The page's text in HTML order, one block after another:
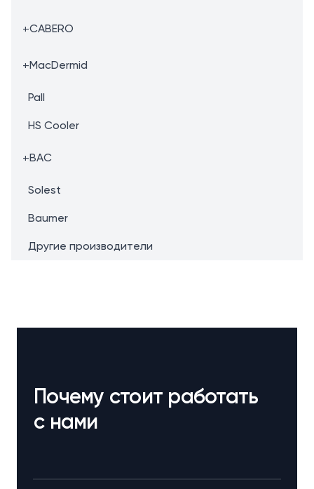
+CABERO
+MacDermid
Pall
HS Cooler
+BAC
Solest
Baumer
Другие производители
Почему стоит работать
с нами